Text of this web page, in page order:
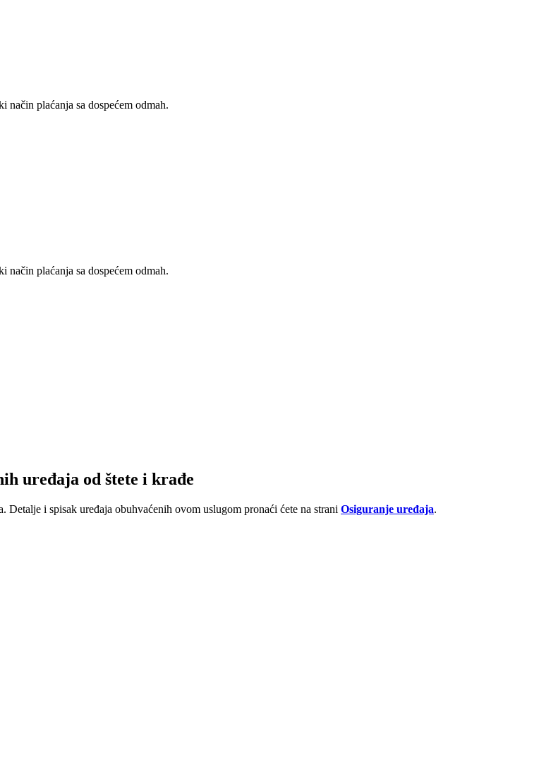
plaćanja sa dospećem odmah.
plaćanja sa dospećem odmah.
uređaja od štete i krađe
Detalje i spisak uređaja obuhvaćenih ovom uslugom pronaći ćete na strani Osiguranje uređaja.